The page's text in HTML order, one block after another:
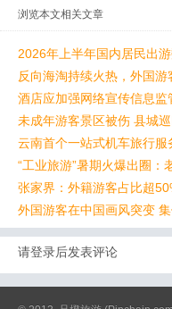
浏览本文相关文章
2026年上半年国内居民出
反向海淘持续火热，外国游
酒店应加强网络宣传信息监
未成年游客景区被伤 县城
云南首个一站式机车旅行服
“工业旅游”暑期火爆出圈：
张家界：外籍游客占比超
外国游客在中国画风突变
请登录后发表评论